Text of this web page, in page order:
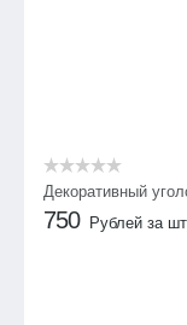
Декоративный
750 Рублей за